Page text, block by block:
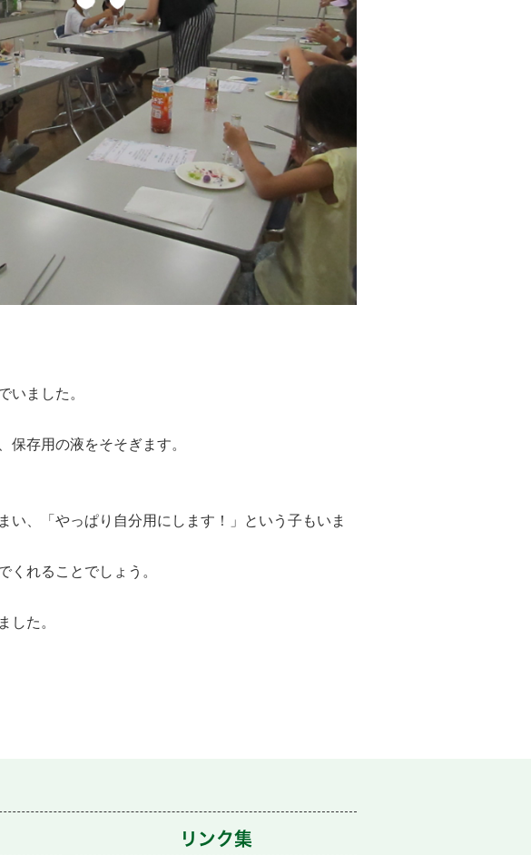
いました。
保存用の液をそそぎます。
い、「やっぱり自分用にします！」という子もいま
くれることでしょう。
した。
リンク集